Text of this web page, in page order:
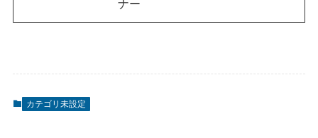
ナー
カテゴリ未設定